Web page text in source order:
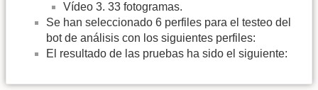
Vídeo 3. 33 fotogramas.
Se han seleccionado 6 perfiles para el testeo del
bot de análisis con los siguientes perfiles:
El resultado de las pruebas ha sido el siguiente: